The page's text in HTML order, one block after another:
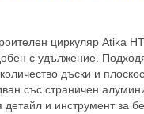
циркуляр Atika
с удължение.
дъски и
със страничен
детайл и инструмент за